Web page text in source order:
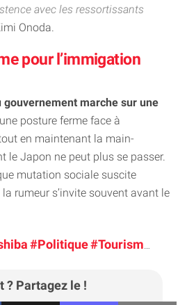
avec les ressortissants
Onoda.
pour l’immigation
marche sur une
posture ferme face à
en maintenant la main-
le Japon ne peut plus se passer.
mutation sociale suscite
rumeur s’invite souvent avant le
#Politique#Tourisme
? Partagez le !